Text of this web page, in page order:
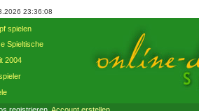
23:36:08
spielen
Spieltische
2004